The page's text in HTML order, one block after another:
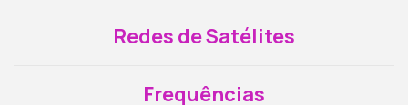
Redes de Satélites
Frequências